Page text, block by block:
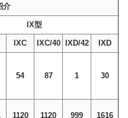
介
IX型
IXC IXC/40 IXD/42 IXD
54 87 1 30
1120 1120 999 1616